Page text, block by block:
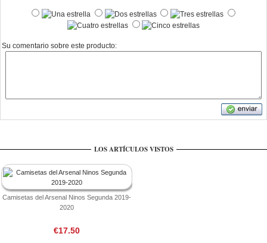
Su comentario sobre este producto:
LOS ARTÍCULOS VISTOS
Camisetas del Arsenal Ninos Segunda 2019-
2020
€17.50